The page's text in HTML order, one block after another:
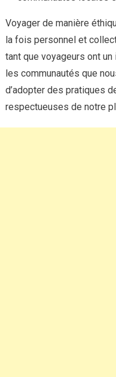
Voyager de manière
la fois personnel et
tant que voyageurs ont
les communautés que
d’adopter des pratiques
respectueuses de notre